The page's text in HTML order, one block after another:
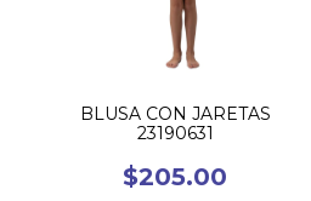
BLUSA CON JARETAS
23190631
$205.00